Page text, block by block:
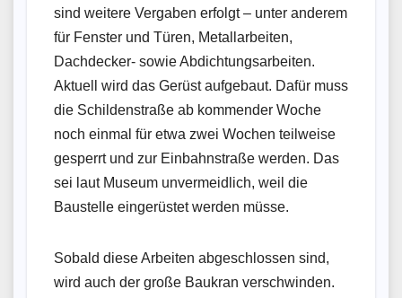
sind weitere Vergaben erfolgt – unter anderem
für Fenster und Türen, Metallarbeiten,
Dachdecker- sowie Abdichtungsarbeiten.
Aktuell wird das Gerüst aufgebaut. Dafür muss
die Schildenstraße ab kommender Woche
noch einmal für etwa zwei Wochen teilweise
gesperrt und zur Einbahnstraße werden. Das
sei laut Museum unvermeidlich, weil die
Baustelle eingerüstet werden müsse.
Sobald diese Arbeiten abgeschlossen sind,
wird auch der große Baukran verschwinden.